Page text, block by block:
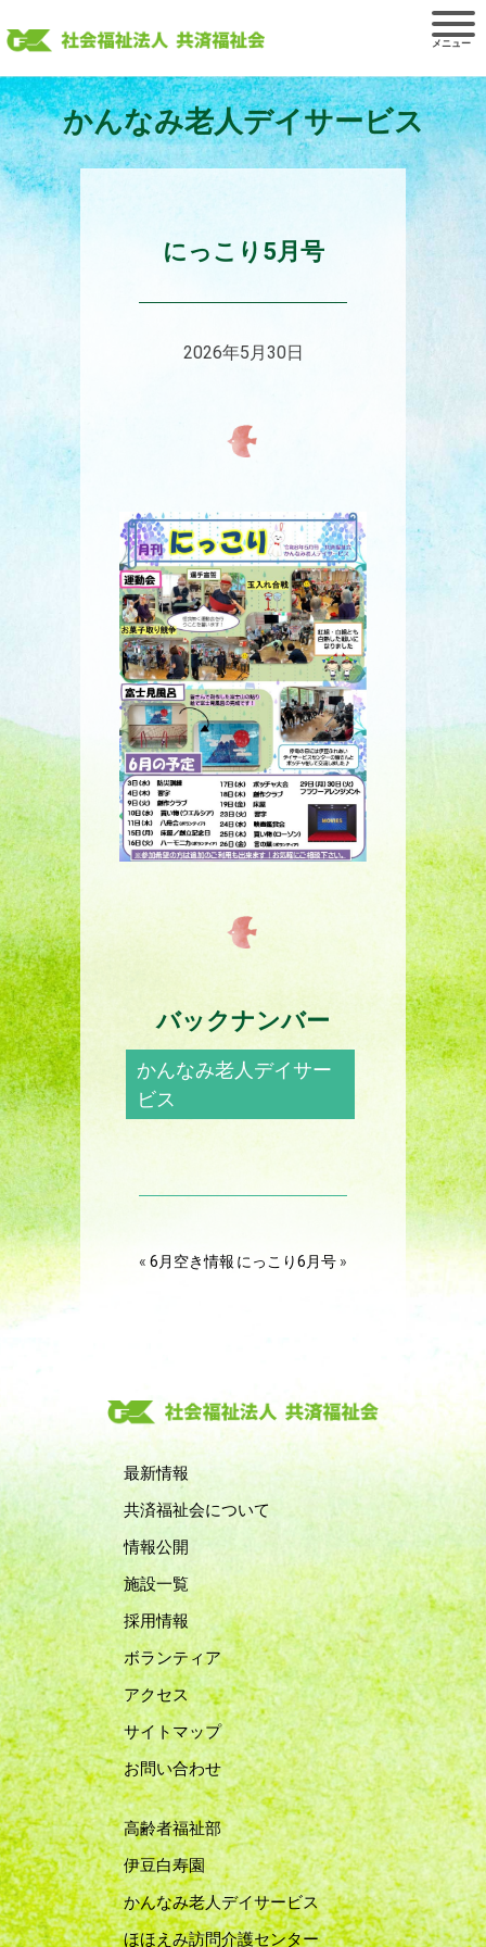
to
content
かんなみ老人デイサービス
にっこり5月号
2026年5月30日
バックナンバー
かんなみ老人デイサー
ビス
« 6月空き情報 にっこり6月号 »
最新情報
共済福祉会について
情報公開
施設一覧
採用情報
ボランティア
アクセス
サイトマップ
お問い合わせ
高齢者福祉部
伊豆白寿園
かんなみ老人デイサービス
ほほえみ訪問介護センター